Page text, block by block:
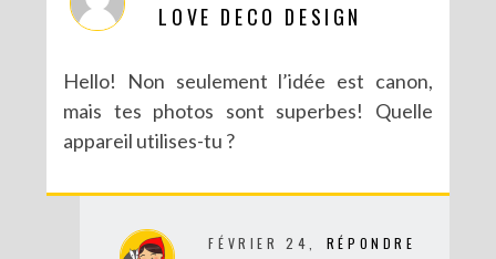
LOVE DECO DESIGN
Hello! Non seulement l’idée est canon,
mais tes photos sont superbes! Quelle
appareil utilises-tu ?
RÉPONDRE
FÉVRIER 24,